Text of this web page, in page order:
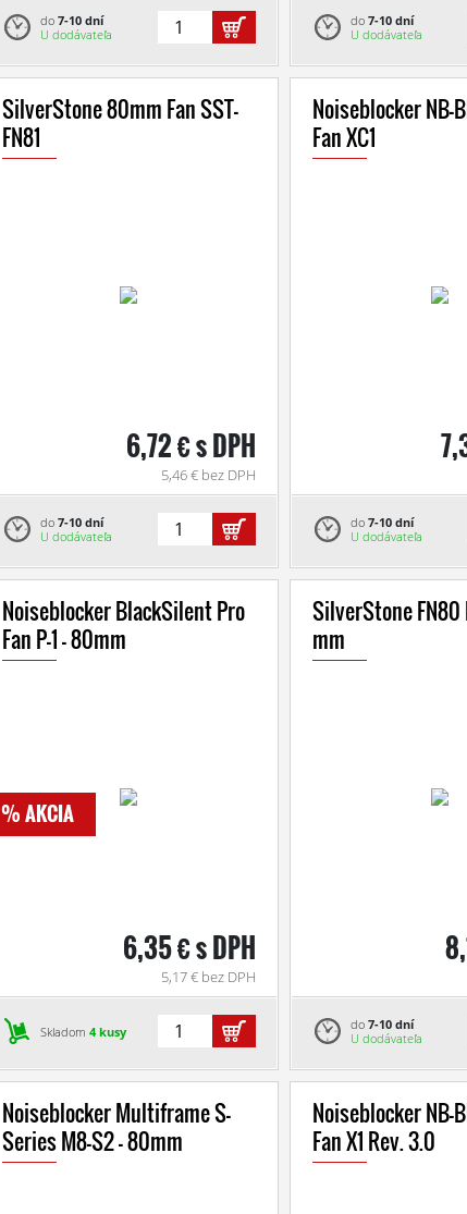
do 7-10 dní
U dodávateľa
do7-10 dní
U dodávateľa
SilverStone 80mm Fan SST-
FN81
6,72 € s DPH
5,46 € bez DPH
do 7-10 dní
U dodávateľa
Noiseblocker NB-
Fan XC1
do7-10 dní
U dodávateľa
Noiseblocker BlackSilent Pro
Fan P-1 - 80mm
6,35 € s DPH
5,17 € bez DPH
Skladom 4 kusy
% AKCIA
SilverStone FN80
mm
do7-10 dní
U dodávateľa
Noiseblocker Multiframe S-
Series M8-S2 - 80mm
Noiseblocker NB-
Fan X1 Rev. 3.0